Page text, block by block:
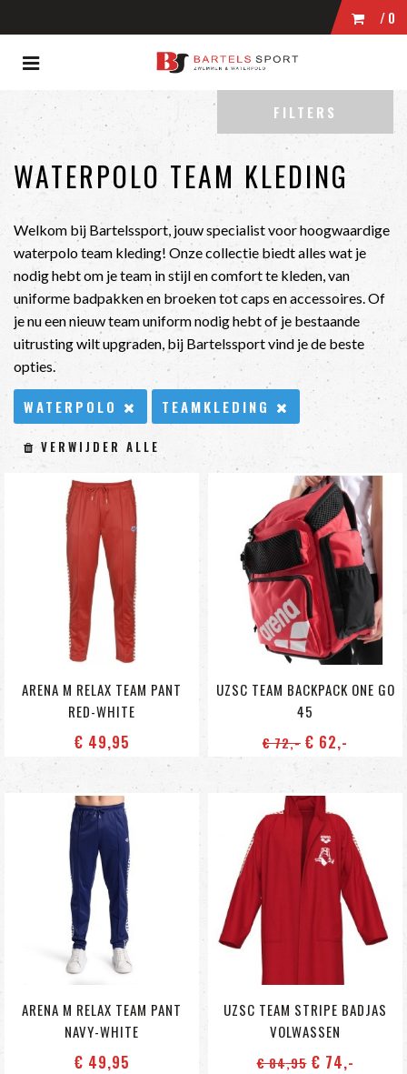
(Wedstrijdkleding)
(Kleding)
(Zwembrillen)
(Tassen)
(Accessoires)
/0
WINKELWAGEN
UW WINKELWAGEN IS LEEG.
VUL HEM MET PRODUCTEN.
Toggle
FILTERS
WATERPOLO TEAM KLEDING
Welkom bij Bartelssport, jouw specialist voor hoogwaardige
waterpolo team kleding! Onze collectie biedt alles wat je
nodig hebt om je team in stijl en comfort te kleden, van
uniforme badpakken en broeken tot caps en accessoires. Of
je nu een nieuw team uniform nodig hebt of je bestaande
uitrusting wilt upgraden, bij Bartelssport vind je de beste
opties.
WATERPOLO TEAMKLEDING
VERWIJDER ALLE
ARENA M RELAX TEAM PANT
RED-WHITE
€ 49,95
UZSC TEAM BACKPACK ONE GO
45
€ 72,- € 62,-
ARENA M RELAX TEAM PANT
NAVY-WHITE
€ 49,95
UZSC TEAM STRIPE BADJAS
VOLWASSEN
€ 84,95€ 74,-